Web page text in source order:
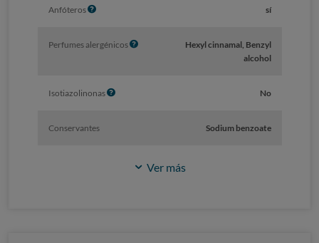
o
AnfóterosI
o
sí
Perfumes alergénicosI
Hexyl cinnamal, Benzyl
alcohol
IsotiazolinonasI
No
Conservantes Sodium benzoate
Ver más